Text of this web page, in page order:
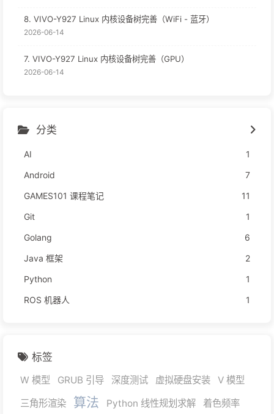
8. VIVO-Y927 Linux 内核设备树完善（WiFi - 蓝牙）
2026-06-14
7. VIVO-Y927 Linux 内核设备树完善（GPU）
2026-06-14
分类
AI
1
Android
7
GAMES101 课程笔记
11
Git
1
Golang
6
Java 框架
2
Python
1
ROS 机器人
1
标签
W 模型 GRUB 引导 深度测试 虚拟硬盘安装
V 模型
三角形渲染
算法 Python 线性规划求解 着色频率